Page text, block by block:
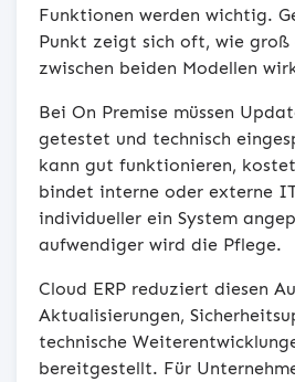
Funktionen werden wichtig.
Punkt zeigt sich oft, wie groß
zwischen beiden Modellen
Bei On Premise müssen
getestet und technisch
kann gut funktionieren,
bindet interne oder externe
individueller ein System
aufwendiger wird die Pflege.
Cloud ERP reduziert diesen
Aktualisierungen,
technische
bereitgestellt. Für